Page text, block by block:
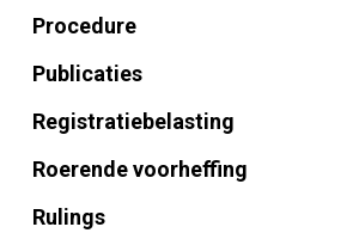
Procedure
Publicaties
Registratiebelasting
Roerende voorheffing
Rulings